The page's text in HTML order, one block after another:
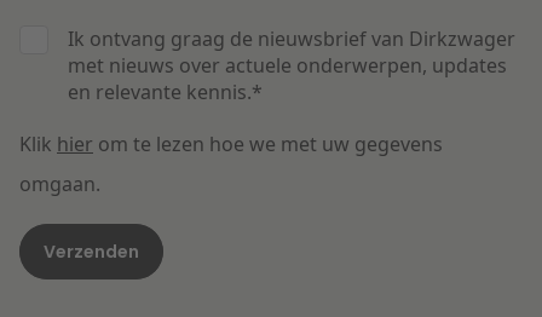
Ik ontvang graag de nieuwsbrief van Dirkzwager
met nieuws over actuele onderwerpen, updates
en relevante kennis.*
Klik hier om te lezen hoe we met uw gegevens
omgaan.